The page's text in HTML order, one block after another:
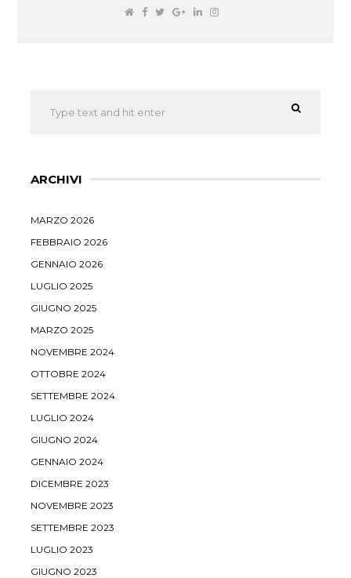
ARCHIVI
MARZO 2026
FEBBRAIO 2026
GENNAIO 2026
LUGLIO 2025
GIUGNO 2025
MARZO 2025
NOVEMBRE 2024
OTTOBRE 2024
SETTEMBRE 2024
LUGLIO 2024
GIUGNO 2024
GENNAIO 2024
DICEMBRE 2023
NOVEMBRE 2023
SETTEMBRE 2023
LUGLIO 2023
GIUGNO 2023